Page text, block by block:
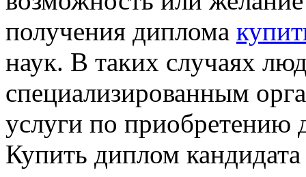
получения диплома
наук. В таких случаях
специализированным
услуги по приобретению
Купить диплом